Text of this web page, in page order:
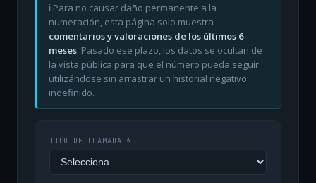
ℹ️ Para no causar daño permanente a la
numeración, esta página solo muestra
comentarios y valoraciones de los últimos 6
meses. Pasado ese plazo, los datos se ocultan de
la vista pública para que el número pueda seguir
utilizándose sin arrastrar un historial negativo
indefinido.
TIPO DE LLAMADA *